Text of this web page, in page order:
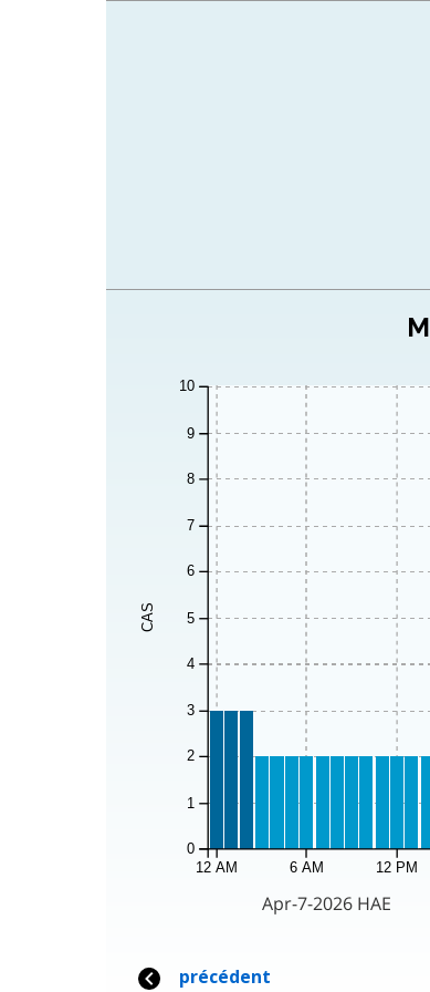
12 AM 6 AM 12 PM
CAS
0
1
2
3
4
5
6
7
8
9
10
Apr-7-2026 HAE
précédent